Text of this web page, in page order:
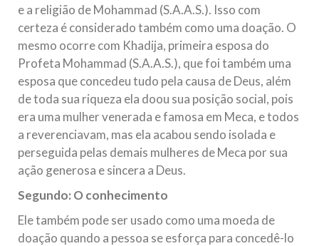
e a religião de Mohammad (S.A.A.S.). Isso com
certeza é considerado também como uma doação. O
mesmo ocorre com Khadija, primeira esposa do
Profeta Mohammad (S.A.A.S.), que foi também uma
esposa que concedeu tudo pela causa de Deus, além
de toda sua riqueza ela doou sua posição social, pois
era uma mulher venerada e famosa em Meca, e todos
a reverenciavam, mas ela acabou sendo isolada e
perseguida pelas demais mulheres de Meca por sua
ação generosa e sincera a Deus.
Segundo: O conhecimento
Ele também pode ser usado como uma moeda de
doação quando a pessoa se esforça para concedê-lo